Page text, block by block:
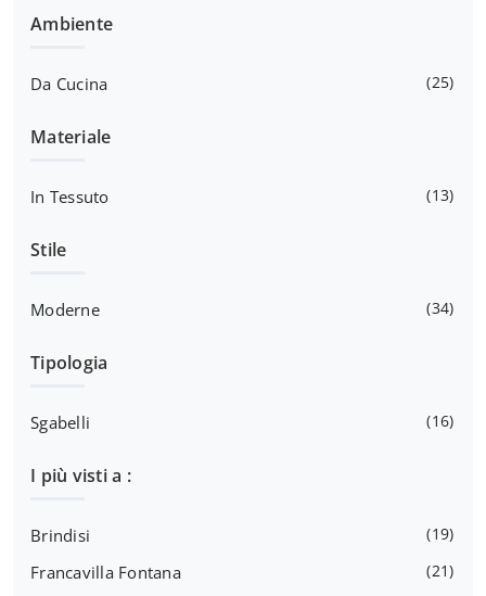
Ambiente
Da Cucina 25
Materiale
In Tessuto 13
Stile
Moderne 34
Tipologia
Sgabelli 16
I più visti a :
Brindisi 19
Francavilla Fontana 21